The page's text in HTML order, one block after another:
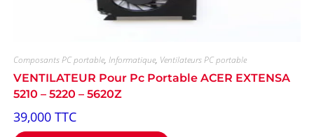
Composants PC portable, Informatique, Ventilateurs PC portable
VENTILATEUR Pour Pc Portable ACER EXTENSA
5210 – 5220 – 5620Z
39,000 TTC